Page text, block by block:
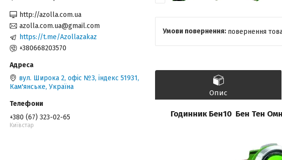
повернення
Опис
Годинник Бен10 Бен Тен
http://azolla.com.ua
azolla.com.ua@gmail.com
https://t.me/Azollazakaz
+380668203570
вул. Широка 2, офіс №3, індекс 51931,
Кам'янське, Україна
+380 (67) 323-02-65
Київстар